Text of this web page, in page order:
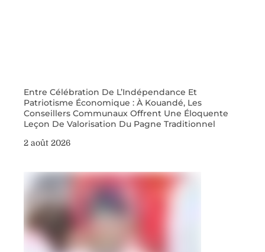
Entre Célébration De L’Indépendance Et
Patriotisme Économique : À Kouandé, Les
Conseillers Communaux Offrent Une Éloquente
Leçon De Valorisation Du Pagne Traditionnel
2 août 2026